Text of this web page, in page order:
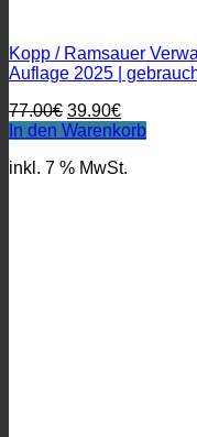
Kopp / Ramsauer
Auflage 2025 |
77.00€ Ursprünglicher
Preis
77.00€
39.90€Aktueller
Preis
39.90€.
In den Warenkorb
inkl. 7 % MwSt.